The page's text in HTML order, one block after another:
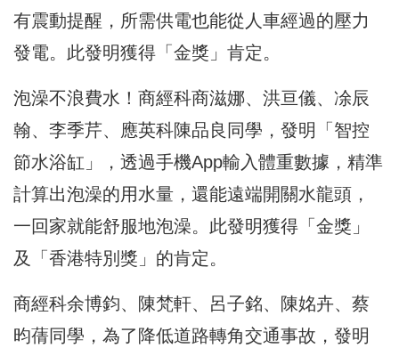
有震動提醒， 所需供電也能從人車經過的壓力
發電。此發明獲得「金獎」肯定。
泡澡不浪費水！商經科商滋娜、洪亘儀、凃辰
翰、李季芹、 應英科陳品良同學，發明「智控
節水浴缸」， 透過手機App輸入體重數據，精準
計算出泡澡的用水量， 還能遠端開關水龍頭，
一回家就能舒服地泡澡。此發明獲得「金獎」
及「香港特別獎」的肯定。
商經科余博鈞、陳梵軒、呂子銘、陳姳卉、蔡
昀蒨同學， 為了降低道路轉角交通事故，發明